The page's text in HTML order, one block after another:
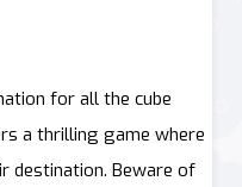
for all the cube
a thrilling game where
destination. Beware of